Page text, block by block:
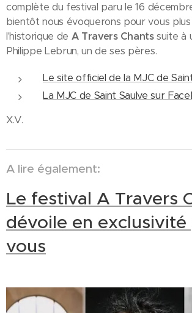
complète du festival paru le 16
bientôt nous évoquerons pour vous
l'historique de A Travers Chantssuite à
Philippe Lebrun, un de ses pères.
Le site officiel de la MJC de
La MJC de Saint Saulve sur
X.V.
A lire également:
Le festival A Travers
dévoile en exclusivité
vous